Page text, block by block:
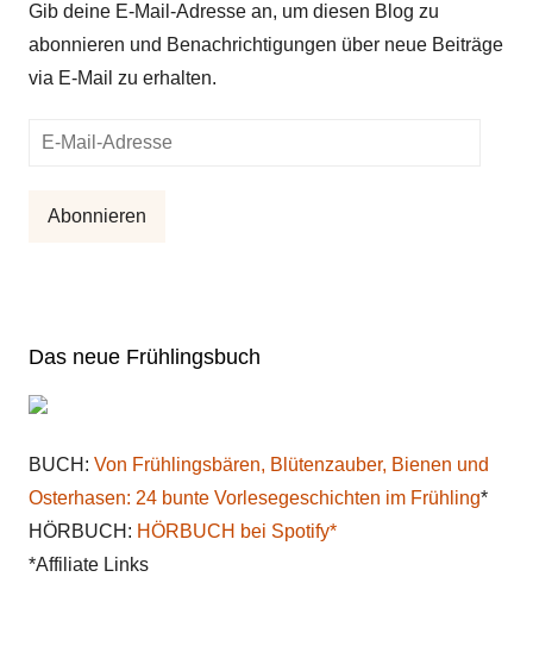
Gib deine E-Mail-Adresse an, um diesen Blog zu
abonnieren und Benachrichtigungen über neue Beiträge
via E-Mail zu erhalten.
E-
Abonnieren
Das neue Frühlingsbuch
BUCH: Von Frühlingsbären, Blütenzauber, Bienen und
Osterhasen: 24 bunte Vorlesegeschichten im Frühling*
HÖRBUCH: HÖRBUCH bei Spotify*
*Affiliate Links